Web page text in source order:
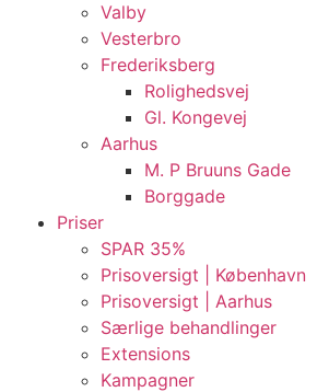
Valby
Vesterbro
Frederiksberg
Rolighedsvej
Gl. Kongevej
Aarhus
M. P Bruuns Gade
Borggade
Priser
SPAR 35%
Prisoversigt | København
Prisoversigt | Aarhus
Særlige behandlinger
Extensions
Kampagner